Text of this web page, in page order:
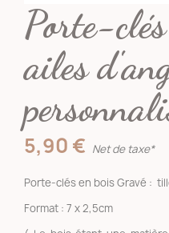
Porte-
ailes
5,90 € Net de taxe*
Porte-clés en bois Gravé :
Format : 7 x 2,5cm